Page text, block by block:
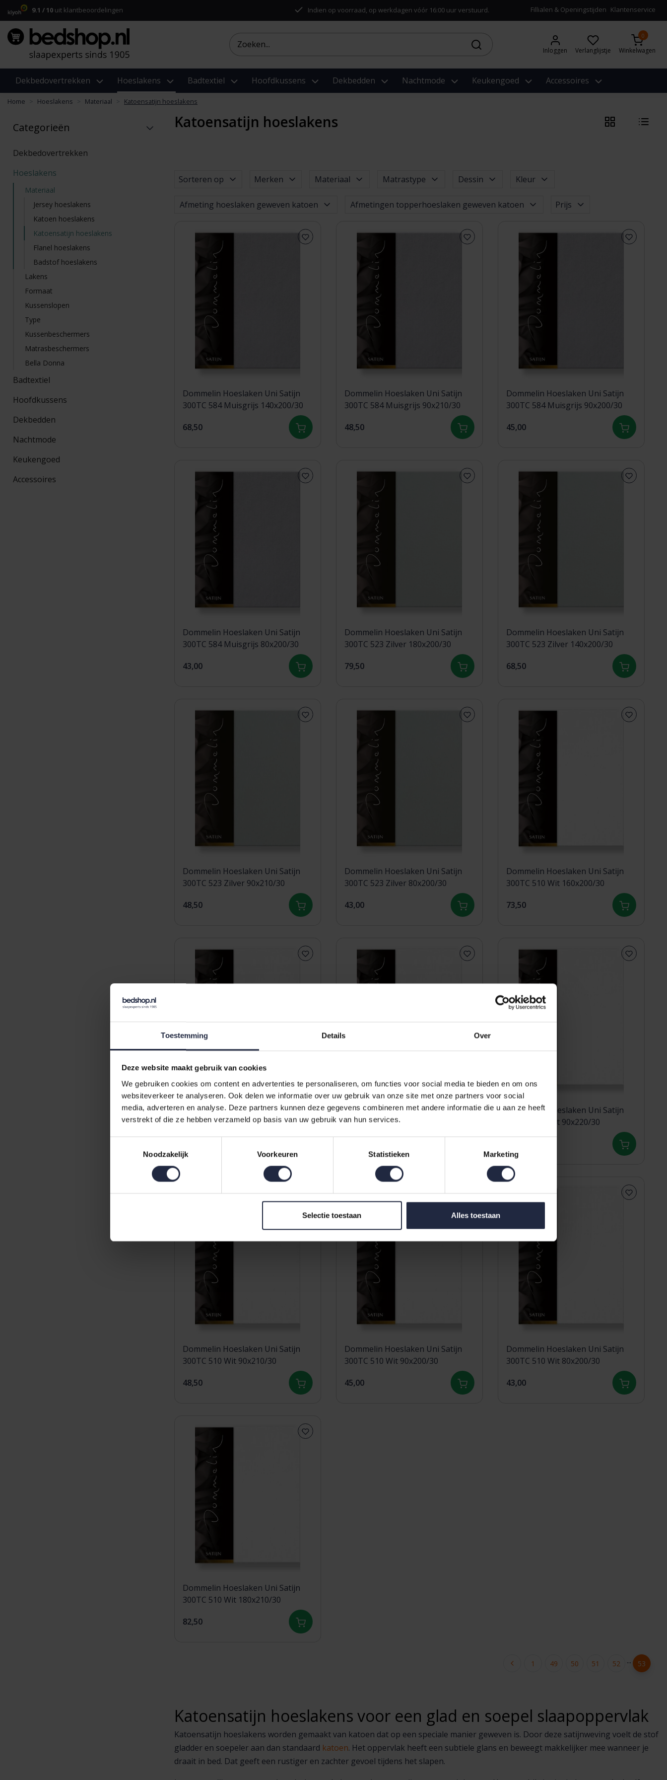
Toestemming Details Over
Deze website maakt gebruik van cookies
We gebruiken cookies om content en advertenties te personaliseren, om functies voor social media te bieden en om ons
websiteverkeer te analyseren. Ook delen we informatie over uw gebruik van onze site met onze partners voor social
media, adverteren en analyse. Deze partners kunnen deze gegevens combineren met andere informatie die u aan ze heeft
verstrekt of die ze hebben verzameld op basis van uw gebruik van hun services.
Noodzakelijk
Voorkeuren Statistieken Marketing
Selectie toestaan Alles toestaan
9.1 / 10 uit klantbeoordelingen Indien op voorraad, op werkdagen vóór 16:00 uur verstuurd. Fillialen & Openingstijden Klantenservice
Inloggen Verlanglijstje
0
Winkelwagen
Dekbedovertrekken Hoeslakens Badtextiel Hoofdkussens Dekbedden Nachtmode Keukengoed Accessoires
Home Hoeslakens Materiaal Katoensatijn hoeslakens
Categorieën
Dekbedovertrekken
Hoeslakens
Materiaal
Jersey hoeslakens
Katoen hoeslakens
Katoensatijn hoeslakens
Flanel hoeslakens
Badstof hoeslakens
Lakens
Formaat
Kussenslopen
Type
Kussenbeschermers
Matrasbeschermers
Bella Donna
Badtextiel
Hoofdkussens
Dekbedden
Nachtmode
Keukengoed
Accessoires
Katoensatijn hoeslakens
Sorteren op Merken Materiaal Matrastype Dessin Kleur
Afmeting hoeslaken geweven katoen Afmetingen topperhoeslaken geweven katoen Prijs
Dommelin Hoeslaken Uni Satijn
300TC 584 Muisgrijs 140x200/30
68,50
Dommelin Hoeslaken Uni Satijn
300TC 584 Muisgrijs 90x210/30
48,50
Dommelin Hoeslaken Uni Satijn
300TC 584 Muisgrijs 90x200/30
45,00
Dommelin Hoeslaken Uni Satijn
300TC 584 Muisgrijs 80x200/30
43,00
Dommelin Hoeslaken Uni Satijn
300TC 523 Zilver 180x200/30
79,50
Dommelin Hoeslaken Uni Satijn
300TC 523 Zilver 140x200/30
68,50
Dommelin Hoeslaken Uni Satijn
300TC 523 Zilver 90x210/30
48,50
Dommelin Hoeslaken Uni Satijn
300TC 523 Zilver 80x200/30
43,00
Dommelin Hoeslaken Uni Satijn
300TC 510 Wit 160x200/30
73,50
Dommelin Hoeslaken Uni Satijn
300TC 510 Wit 120x200/30
Dommelin Hoeslaken Uni Satijn
300TC 510 Wit 100x200/30
Dommelin Hoeslaken Uni Satijn
300TC 510 Wit 90x220/30
Dommelin Hoeslaken Uni Satijn
300TC 510 Wit 90x210/30
48,50
Dommelin Hoeslaken Uni Satijn
300TC 510 Wit 90x200/30
45,00
Dommelin Hoeslaken Uni Satijn
300TC 510 Wit 80x200/30
43,00
Dommelin Hoeslaken Uni Satijn
300TC 510 Wit 180x210/30
82,50
1 49 50 51 52 ... 53
Katoensatijn hoeslakens voor een glad en soepel slaapoppervlak
Katoensatijn hoeslakens worden gemaakt van katoen dat op een speciale manier geweven is. Door deze satijnweving voelt de stof
gladder en soepeler aan dan standaard katoen. Het oppervlak heeft een subtiele glans en beweegt makkelijker mee wanneer je
draait in bed. Dat geeft een rustiger en zachter gevoel tijdens het slapen.